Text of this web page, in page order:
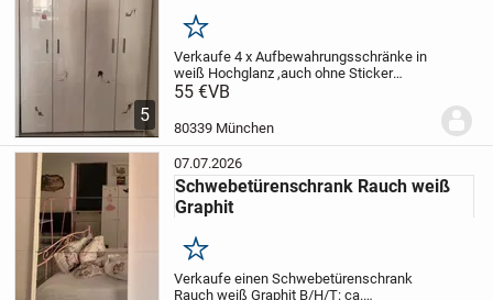
5
Merken
Verkaufe 4 x Aufbewahrungsschränke in
weiß Hochglanz ,auch ohne Sticker
erhältlich und auch einzeln zu erwerben
55 €VB
80339 München
07.07.2026
Schwebetürenschrank Rauch weiß
Graphit
Merken
Verkaufe einen Schwebetürenschrank
Rauch weiß Graphit B/H/T: ca.